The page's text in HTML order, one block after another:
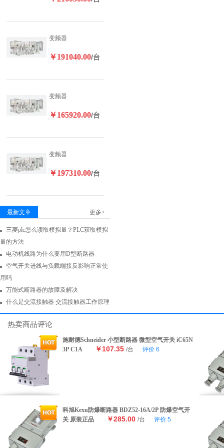
变频器
￥191040.00/台
变频器
￥165920.00/台
变频器
￥197310.00/台
最新文章 更多>
三菱plc怎么读取模拟量？PLC获取模拟
量的方法
电动机线路为什么要用D型断路器
空气开关进线与负载端接反影响正常使
用吗
万能式断路器的故障及解决
什么是交流接触器 交流接触器工作原理
热卖商品评论
施耐德Schneider 小型断路器 微型空气开关 iC65N
3P C1A
￥107.35 /台 评价 6
科旭Kexu防爆断路器 BDZ52-16A/2P 防爆空气开
关 原装正品
￥285.00 /台 评价 5